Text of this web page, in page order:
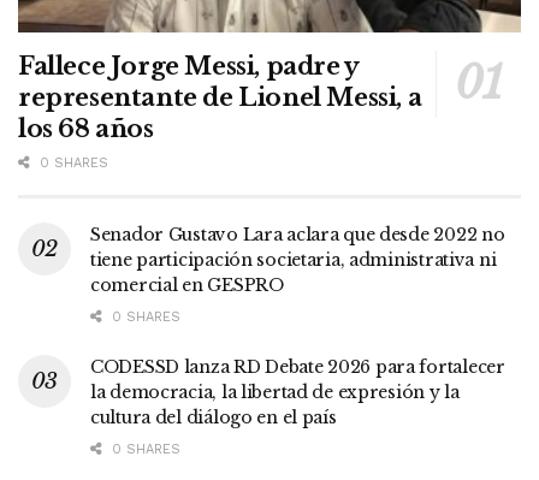
Fallece Jorge Messi, padre y
representante de Lionel Messi, a
los 68 años
0 SHARES
Senador Gustavo Lara aclara que desde 2022 no
tiene participación societaria, administrativa ni
comercial en GESPRO
0 SHARES
CODESSD lanza RD Debate 2026 para fortalecer
la democracia, la libertad de expresión y la
cultura del diálogo en el país
0 SHARES